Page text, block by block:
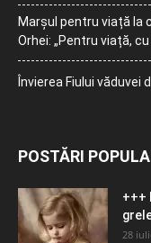
Marșul pentru viață la
Orhei: „Pentru viață,
Învierea Fiului văduvei
POSTĂRI
+++
28